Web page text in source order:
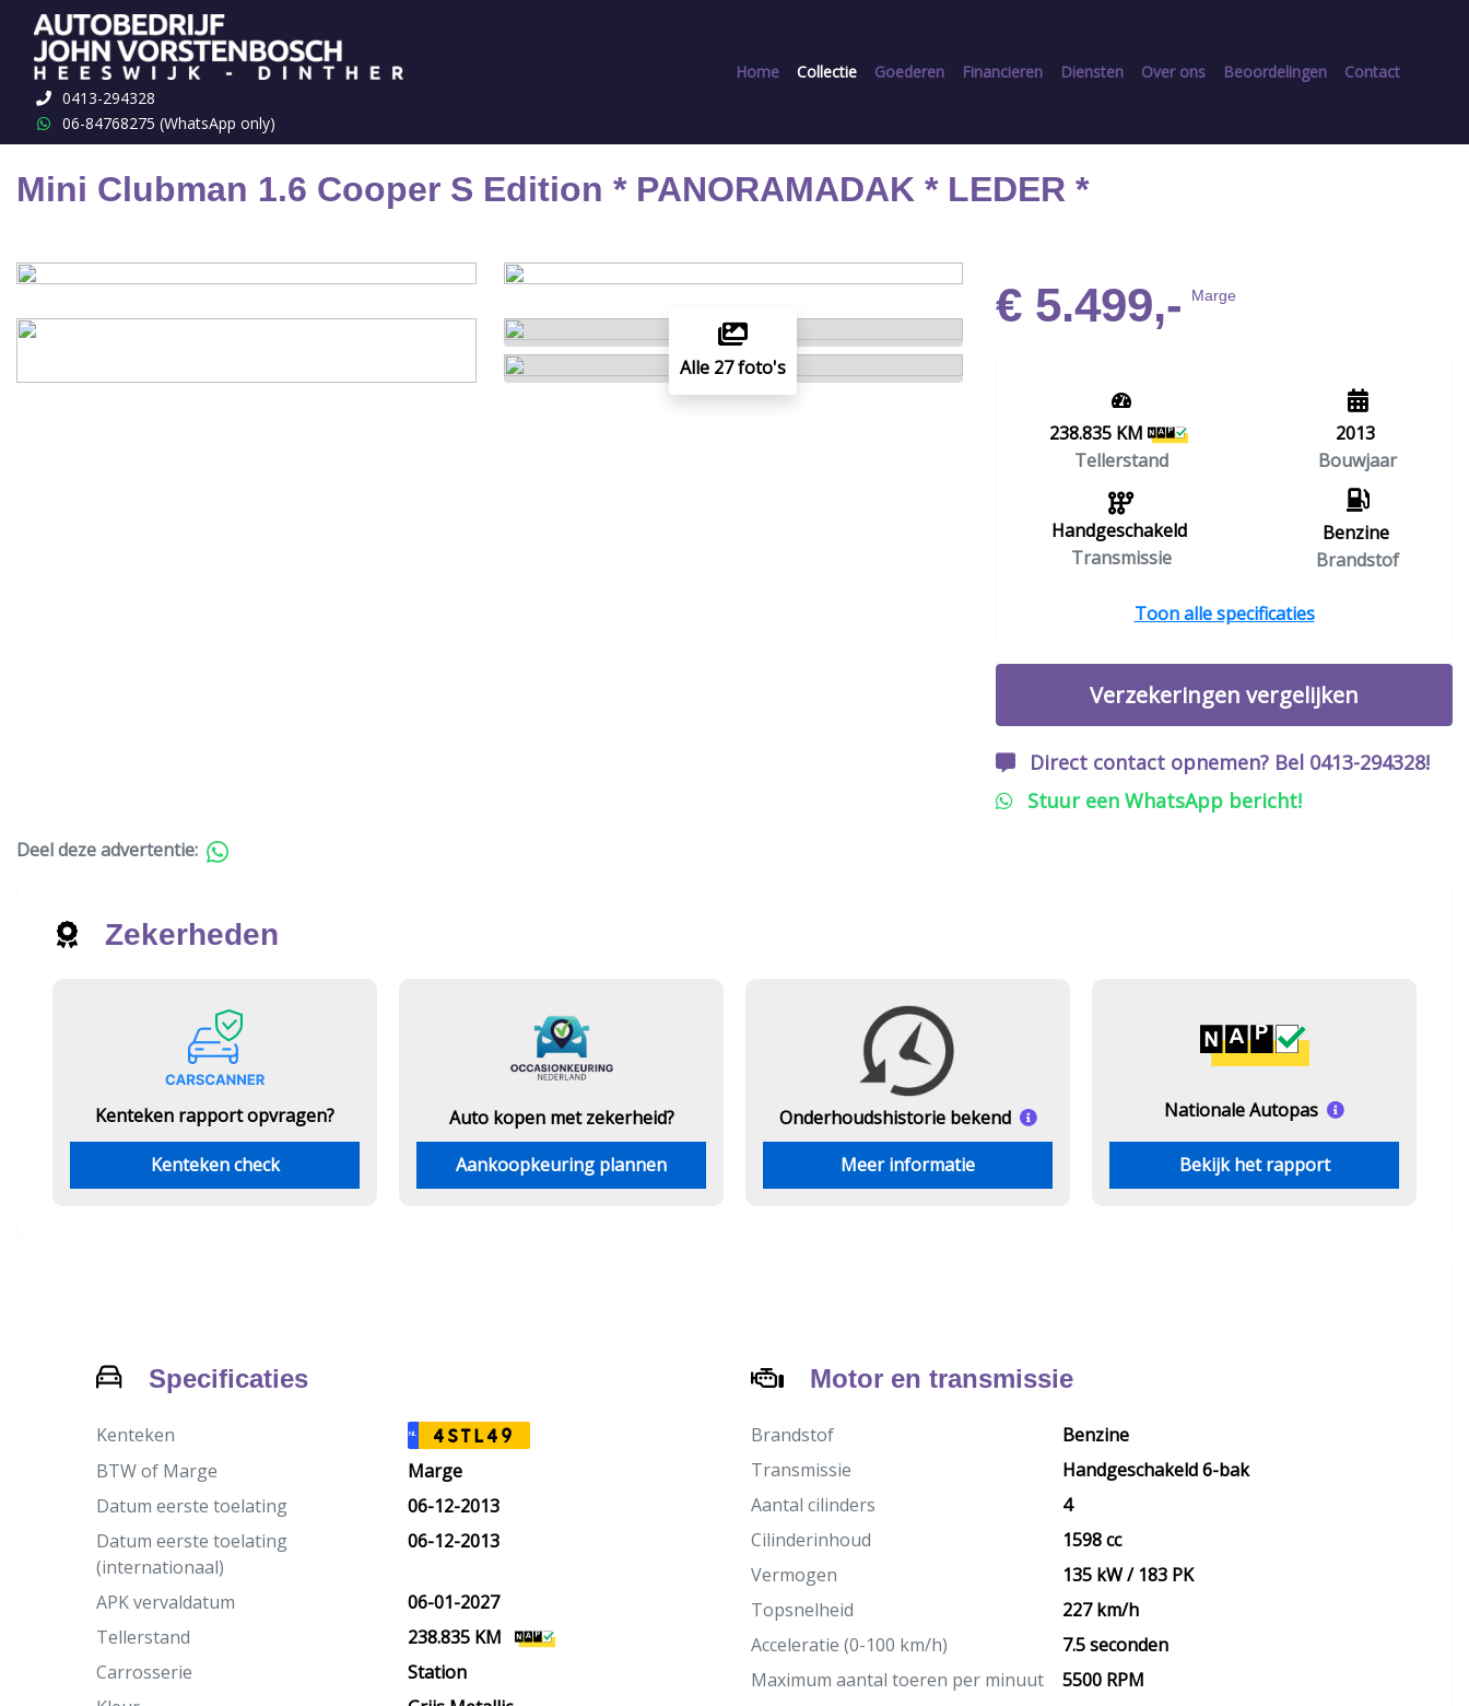
0413-294328
06-84768275 (WhatsApp only)
Home Collectie Goederen Financieren Diensten Over ons Beoordelingen Contact
Terug naar overzicht
Mini Clubman 1.6 Cooper S Edition * PANORAMADAK * LEDER *
Alle 27 foto's
€ 5.499,- Marge
238.835 KM
Tellerstand
Handgeschakeld
Transmissie
2013
Bouwjaar
Benzine
Brandstof
Toon alle specificaties
Verzekeringen vergelijken
Direct contact opnemen? Bel 0413-294328!
Stuur een WhatsApp bericht!
Deel deze advertentie:
Zekerheden
Kenteken rapport opvragen?
Kenteken check
Auto kopen met zekerheid?
Aankoopkeuring plannen
Onderhoudshistorie bekend
Meer informatie
Nationale Autopas
Bekijk het rapport
Specificaties
Kenteken NL 4STL49
BTW of Marge
Marge
Datum eerste toelating
06-12-2013
Datum eerste toelating
(internationaal)
06-12-2013
APK vervaldatum
06-01-2027
Tellerstand
238.835 KM
Carrosserie
Station
Motor en transmissie
Brandstof
Benzine
Transmissie
Handgeschakeld 6-bak
Aantal cilinders
4
Cilinderinhoud
1598 cc
Vermogen
135 kW / 183 PK
Topsnelheid
227 km/h
Acceleratie (0-100 km/h)
7.5 seconden
Maximum aantal toeren per minuut
5500 RPM